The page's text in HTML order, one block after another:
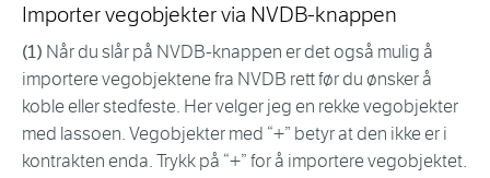
Importer vegobjekter via NVDB-knappen
(1) Når du slår på NVDB-knappen er det også mulig å
importere vegobjektene fra NVDB rett før du ønsker å
koble eller stedfeste. Her velger jeg en rekke vegobjekter
med lassoen. Vegobjekter med “+” betyr at den ikke er i
kontrakten enda. Trykk på “+” for å importere vegobjektet.